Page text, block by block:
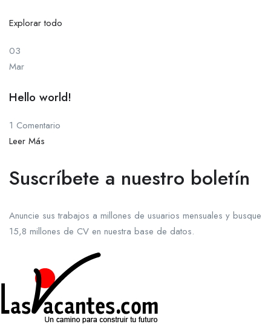
Explorar todo
03
Mar
Hello world!
1 Comentario
Leer Más
Suscríbete a nuestro boletín
Anuncie sus trabajos a millones de usuarios mensuales y busque
15,8 millones de CV en nuestra base de datos.